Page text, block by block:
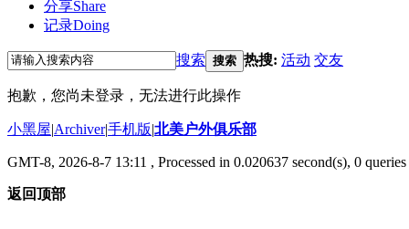
分享Share
记录Doing
搜索 搜索 热搜: 活动 交友
抱歉，您尚未登录，无法进行此操作
小黑屋|Archiver|手机版|北美户外俱乐部
GMT-8, 2026-8-7 13:11 , Processed in 0.020637 second(s), 0
返回顶部